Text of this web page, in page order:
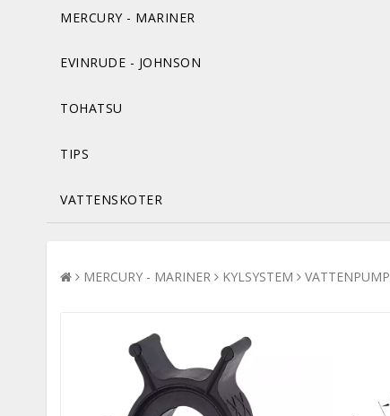
MERCURY - MARINER
EVINRUDE - JOHNSON
TOHATSU
TIPS
VATTENSKOTER
MERCURY - MARINER KYLSYSTEM VATTENPUMP